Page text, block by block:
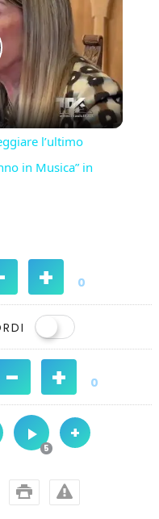
l’ultimo
in Musica” in
+ 0
- + 0
+